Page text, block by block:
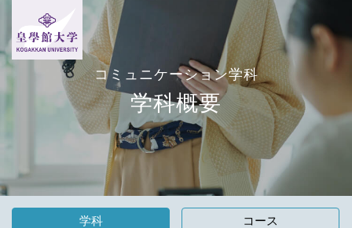
学科概要
コミュニケーション学科
学科 コース